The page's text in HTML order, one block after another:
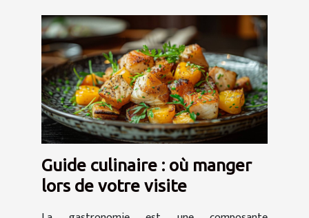
Guide culinaire : où manger
lors de votre visite